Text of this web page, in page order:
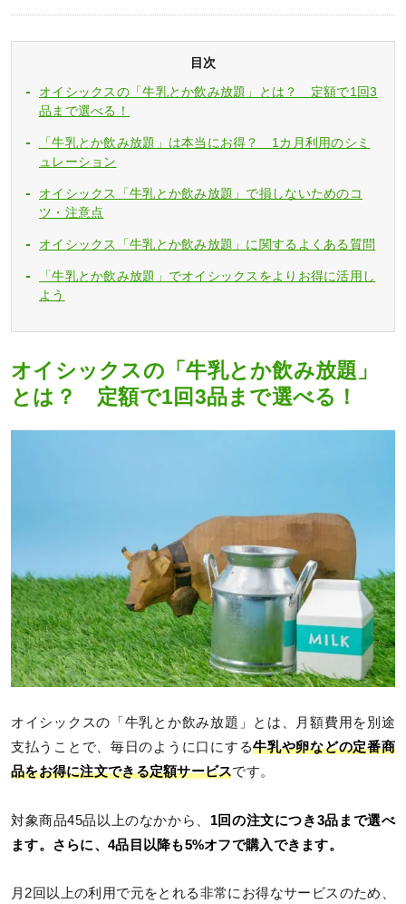
目次
オイシックスの「牛乳とか飲み放題」とは？ 定額で1回3
品まで選べる！
「牛乳とか飲み放題」は本当にお得？ 1カ月利用のシミ
ュレーション
オイシックス「牛乳とか飲み放題」で損しないためのコ
ツ・注意点
オイシックス「牛乳とか飲み放題」に関するよくある質問
「牛乳とか飲み放題」でオイシックスをよりお得に活用し
よう
オイシックスの「牛乳とか飲み放題」
とは？ 定額で1回3品まで選べる！
オイシックスの「牛乳とか飲み放題」とは、月額費用を別途
支払うことで、毎日のように口にする牛乳や卵などの定番商
品をお得に注文できる定額サービスです。
対象商品45品以上のなかから、 1回の注文につき3品まで選べ
ます。さらに、4品目以降も5%オフで購入できます。
月2回以上の利用で元をとれる非常にお得なサービスのため、